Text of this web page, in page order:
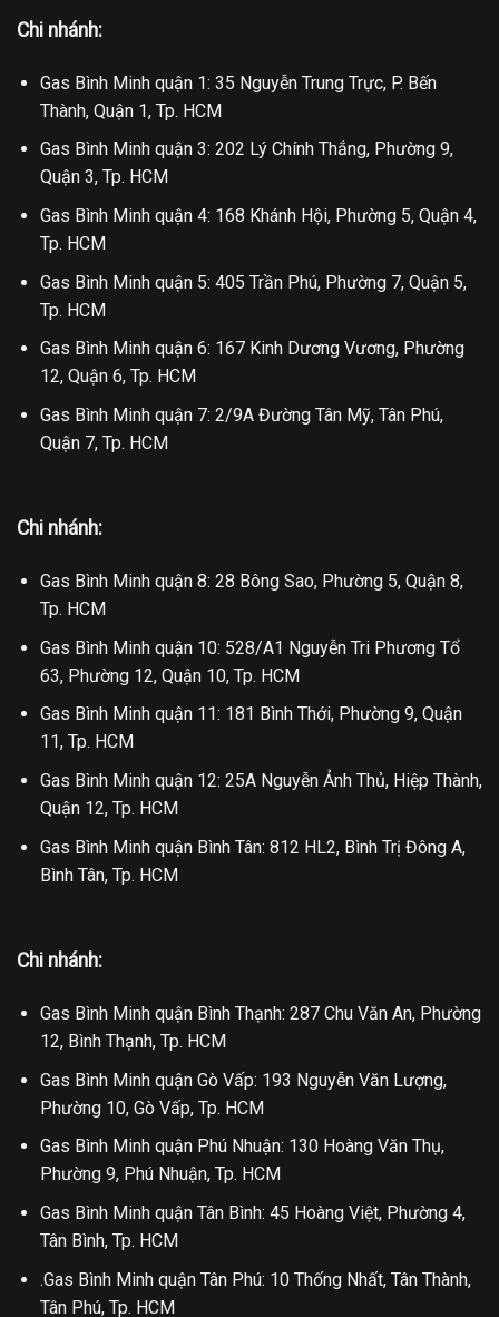
Chi nhánh:
Gas Bình Minh quận 1: 35 Nguyễn Trung Trực, P. Bến
Thành, Quận 1, Tp. HCM
Gas Bình Minh quận 3: 202 Lý Chính Thắng, Phường 9,
Quận 3, Tp. HCM
Gas Bình Minh quận 4: 168 Khánh Hội, Phường 5, Quận 4,
Tp. HCM
Gas Bình Minh quận 5: 405 Trần Phú, Phường 7, Quận 5,
Tp. HCM
Gas Bình Minh quận 6: 167 Kinh Dương Vương, Phường
12, Quận 6, Tp. HCM
Gas Bình Minh quận 7: 2/9A Đường Tân Mỹ, Tân Phú,
Quận 7, Tp. HCM
Chi nhánh:
Gas Bình Minh quận 8: 28 Bông Sao, Phường 5, Quận 8,
Tp. HCM
Gas Bình Minh quận 10: 528/A1 Nguyễn Tri Phương Tổ
63, Phường 12, Quận 10, Tp. HCM
Gas Bình Minh quận 11: 181 Bình Thới, Phường 9, Quận
11, Tp. HCM
Gas Bình Minh quận 12: 25A Nguyễn Ảnh Thủ, Hiệp Thành,
Quận 12, Tp. HCM
Gas Bình Minh quận Bình Tân: 812 HL2, Bình Trị Đông A,
Bình Tân, Tp. HCM
Chi nhánh:
Gas Bình Minh quận Bình Thạnh: 287 Chu Văn An, Phường
12, Bình Thạnh, Tp. HCM
Gas Bình Minh quận Gò Vấp: 193 Nguyễn Văn Lượng,
Phường 10, Gò Vấp, Tp. HCM
Gas Bình Minh quận Phú Nhuận: 130 Hoàng Văn Thụ,
Phường 9, Phú Nhuận, Tp. HCM
Gas Bình Minh quận Tân Bình: 45 Hoàng Việt, Phường 4,
Tân Bình, Tp. HCM
.Gas Bình Minh quận Tân Phú: 10 Thống Nhất, Tân Thành,
Tân Phú, Tp. HCM